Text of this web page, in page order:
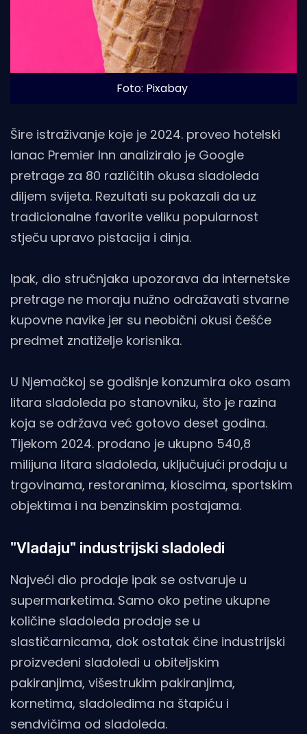
Foto: Pixabay
Šire istraživanje koje je 2024. proveo hotelski
lanac Premier Inn analiziralo je Google
pretrage za 80 različitih okusa sladoleda
diljem svijeta. Rezultati su pokazali da uz
tradicionalne favorite veliku popularnost
stječu upravo pistacija i dinja.
Ipak, dio stručnjaka upozorava da internetske
pretrage ne moraju nužno odražavati stvarne
kupovne navike jer su neobični okusi češće
predmet znatiželje korisnika.
U Njemačkoj se godišnje konzumira oko osam
litara sladoleda po stanovniku, što je razina
koja se održava već gotovo deset godina.
Tijekom 2024. prodano je ukupno 540,8
milijuna litara sladoleda, uključujući prodaju u
trgovinama, restoranima, kioscima, sportskim
objektima i na benzinskim postajama.
"Vladaju" industrijski sladoledi
Najveći dio prodaje ipak se ostvaruje u
supermarketima. Samo oko petine ukupne
količine sladoleda prodaje se u
slastičarnicama, dok ostatak čine industrijski
proizvedeni sladoledi u obiteljskim
pakiranjima, višestrukim pakiranjima,
kornetima, sladoledima na štapiću i
sendvičima od sladoleda.